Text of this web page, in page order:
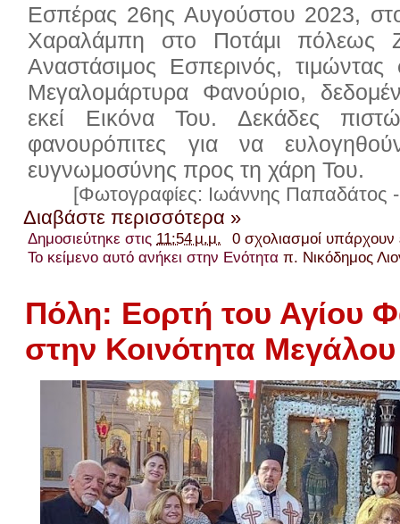
Εσπέρας 26ης Αυγούστου 2023,
Χαραλάμπη στο Ποτάμι πόλεως
Αναστάσιμος Εσπερινός,
Μεγαλομάρτυρα Φανούριο,
εκεί Εικόνα Του. Δεκάδες
φανουρόπιτες για να
ευγνωμοσύνης προς τη χάρη Του.
[Φωτογραφίες: Ιωάννης Παπαδάτος -
Διαβάστε περισσότερα »
Δημοσιεύτηκε στις 11:54 μ.μ.
0 σχολιασμοί
Το κείμενο αυτό ανήκει στην Ενότηταπ. Νικόδημος
Πόλη: Εορτή του Αγίου
στην Κοινότητα